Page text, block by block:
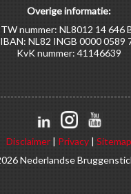
Overige informatie:
nummer: NL8012 14 646
IBAN: NL82 INGB 0000 0589
KvK nummer: 41146639
Disclaimer | Privacy | Sitemap
Nederlandse